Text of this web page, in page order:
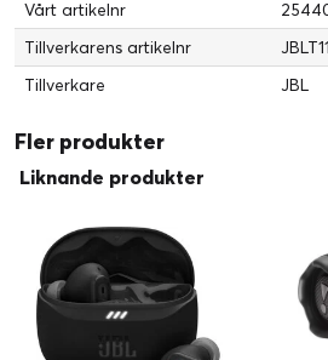
Typ:
Service och support
Typ:
Vikt:
Vårt artikelnr
Tillverkarens artikelnr
Tillverkare
JBL
Fler produkter
Liknande produkter